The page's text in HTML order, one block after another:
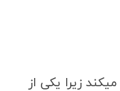
زیرا یکی از